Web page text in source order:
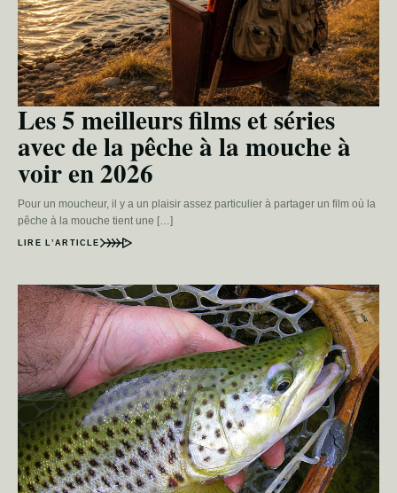
Les 5 meilleurs films et séries
avec de la pêche à la mouche à
voir en 2026
Pour un moucheur, il y a un plaisir assez particulier à partager un film où la
pêche à la mouche tient une […]
LIRE L’ARTICLE